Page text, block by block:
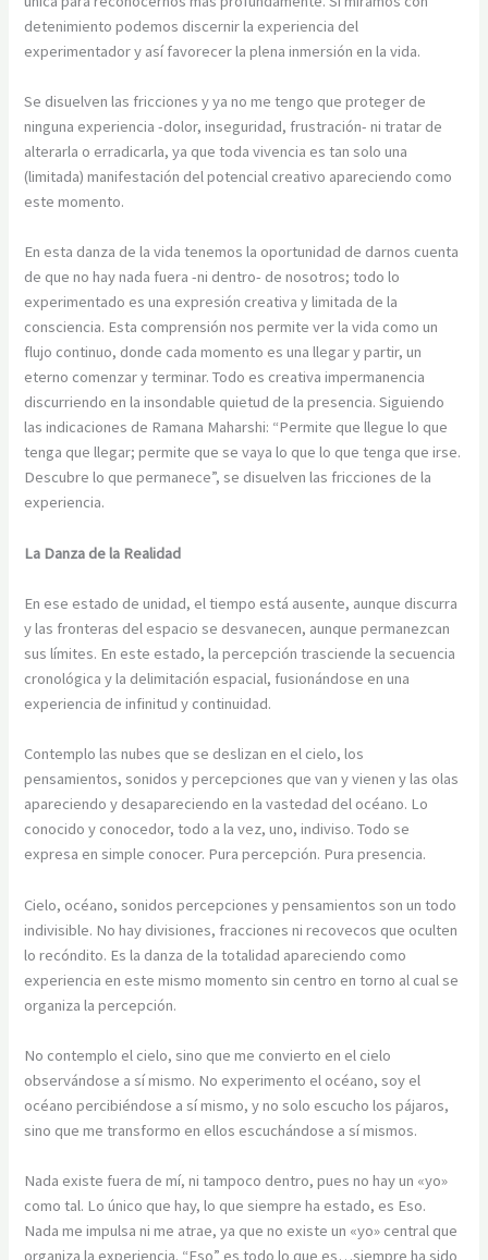
detenimiento podemos discernir la experiencia del
experimentador y así favorecer la plena inmersión en la vida.
Se disuelven las fricciones y ya no me tengo que proteger de
ninguna experiencia -dolor, inseguridad, frustración- ni tratar de
alterarla o erradicarla, ya que toda vivencia es tan solo una
(limitada) manifestación del potencial creativo apareciendo como
este momento.
En esta danza de la vida tenemos la oportunidad de darnos cuenta
de que no hay nada fuera -ni dentro- de nosotros; todo lo
experimentado es una expresión creativa y limitada de la
consciencia. Esta comprensión nos permite ver la vida como un
flujo continuo, donde cada momento es una llegar y partir, un
eterno comenzar y terminar. Todo es creativa impermanencia
discurriendo en la insondable quietud de la presencia. Siguiendo
las indicaciones de Ramana Maharshi: “Permite que llegue lo que
tenga que llegar; permite que se vaya lo que lo que tenga que irse.
Descubre lo que permanece”, se disuelven las fricciones de la
experiencia.
La Danza de la Realidad
En ese estado de unidad, el tiempo está ausente, aunque discurra
y las fronteras del espacio se desvanecen, aunque permanezcan
sus límites. En este estado, la percepción trasciende la secuencia
cronológica y la delimitación espacial, fusionándose en una
experiencia de infinitud y continuidad.
Contemplo las nubes que se deslizan en el cielo, los
pensamientos, sonidos y percepciones que van y vienen y las olas
apareciendo y desapareciendo en la vastedad del océano. Lo
conocido y conocedor, todo a la vez, uno, indiviso. Todo se
expresa en simple conocer. Pura percepción. Pura presencia.
Cielo, océano, sonidos percepciones y pensamientos son un todo
indivisible. No hay divisiones, fracciones ni recovecos que oculten
lo recóndito. Es la danza de la totalidad apareciendo como
experiencia en este mismo momento sin centro en torno al cual se
organiza la percepción.
No contemplo el cielo, sino que me convierto en el cielo
observándose a sí mismo. No experimento el océano, soy el
océano percibiéndose a sí mismo, y no solo escucho los pájaros,
sino que me transformo en ellos escuchándose a sí mismos.
Nada existe fuera de mí, ni tampoco dentro, pues no hay un «yo»
como tal. Lo único que hay, lo que siempre ha estado, es Eso.
Nada me impulsa ni me atrae, ya que no existe un «yo» central que